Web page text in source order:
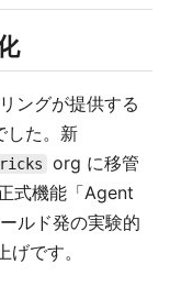
ングが提供する
した。新
org に移管
式機能「Agent
ルド発の実験的
です。